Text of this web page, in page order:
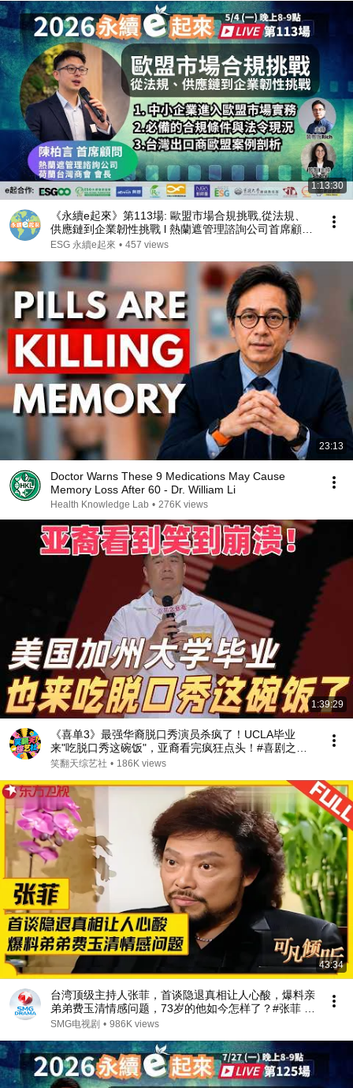
1:13:30
《永續e起來》第113場: 歐盟市場合規挑戰,從法規、
供應鏈到企業韌性挑戰 l 熱蘭遮管理諮詢公司首席顧問
暨 荷蘭台灣商會 會長 陳柏言
ESG 永續e起來 • 457 views
23:13
Doctor Warns These 9 Medications May Cause
Memory Loss After 60 - Dr. William Li
Health Knowledge Lab • 276K views
1:39:29
《喜单3》最强华裔脱口秀演员杀疯了！UCLA毕业
来"吃脱口秀这碗饭"，亚裔看完疯狂点头！#喜剧之王
单口季 #脱口秀 #搞笑 #喜剧 #funny #综艺
笑翻天综艺社 • 186K views
43:34
台湾顶级主持人张菲，首谈隐退真相让人心酸，爆料亲
弟弟费玉清情感问题，73岁的他如今怎样了？#张菲 #
费玉清 #可凡倾听 FULL
SMG电视剧 • 986K views